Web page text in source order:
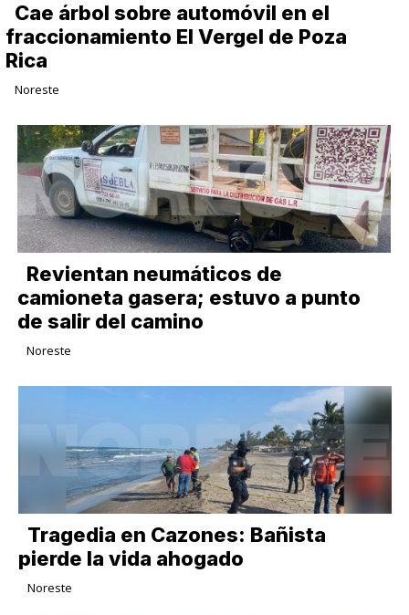
Cae árbol sobre automóvil en el
fraccionamiento El Vergel de Poza
Rica
Noreste
Revientan neumáticos de
camioneta gasera; estuvo a punto
de salir del camino
Noreste
Tragedia en Cazones: Bañista
pierde la vida ahogado
Noreste